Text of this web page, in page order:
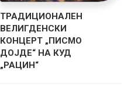
ТРАДИЦИОНАЛЕН
ВЕЛИГДЕНСКИ
КОНЦЕРТ „ПИСМО
ДОЈДЕ“ НА КУД
„РАЦИН“